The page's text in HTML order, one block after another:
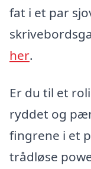
fat i et par
her.
Er du til et
ryddet og
fingrene i et
trådløse